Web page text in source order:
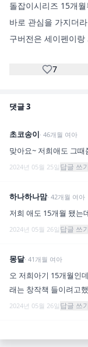
돌잡이시리즈 15개
바로 관심을 가지더
구버전은 세이펜이
7
댓글3
초코송이· 46개월 여아
맞아요~ 저희애도 그
2024년 05월 25일 답글 쓰기
하나하나맘· 42개월 여아
저희 애도 15개월 됐는
2024년 05월 26일 답글 쓰기
몽달· 41 개월 여아
오 저희아기 15개월인
래는 창작책 들이려고
2024년 05월 26일 답글 쓰기